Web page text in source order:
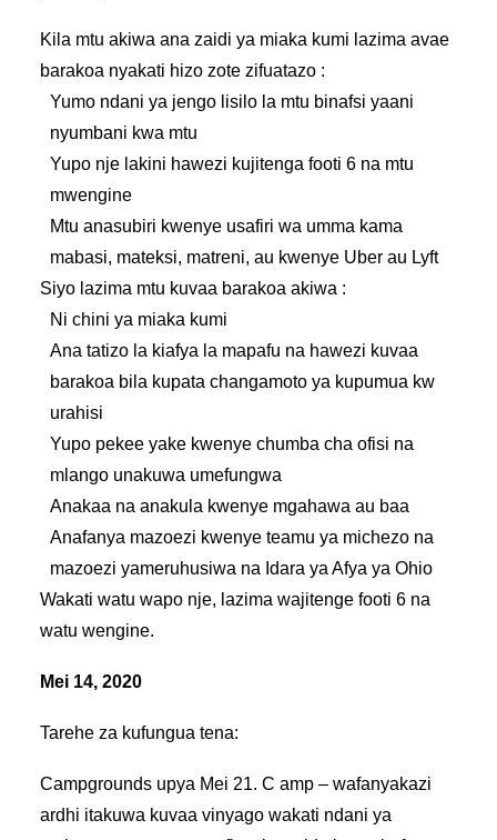
Kila mtu akiwa ana zaidi ya miaka kumi lazima avae
barakoa nyakati hizo zote zifuatazo :
Yumo ndani ya jengo lisilo la mtu binafsi yaani
nyumbani kwa mtu
Yupo nje lakini hawezi kujitenga footi 6 na mtu
mwengine
Mtu anasubiri kwenye usafiri wa umma kama
mabasi, mateksi, matreni, au kwenye Uber au Lyft
Siyo lazima mtu kuvaa barakoa akiwa :
Ni chini ya miaka kumi
Ana tatizo la kiafya la mapafu na hawezi kuvaa
barakoa bila kupata changamoto ya kupumua kw
urahisi
Yupo pekee yake kwenye chumba cha ofisi na
mlango unakuwa umefungwa
Anakaa na anakula kwenye mgahawa au baa
Anafanya mazoezi kwenye teamu ya michezo na
mazoezi yameruhusiwa na Idara ya Afya ya Ohio
Wakati watu wapo nje, lazima wajitenge footi 6 na
watu wengine.
Mei 14, 2020
Tarehe za kufungua tena:
Campgrounds upya Mei 21. C amp – wafanyakazi
ardhi itakuwa kuvaa vinyago wakati ndani ya